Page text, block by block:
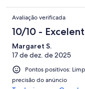
Avaliação verificada
10/10 -
Margaret S.
17 de dez. de 2025
Pontos positivos:
precisão do anúncio